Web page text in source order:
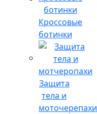
Кроссовые
ботинки
Защита
тела и
моточерепахи